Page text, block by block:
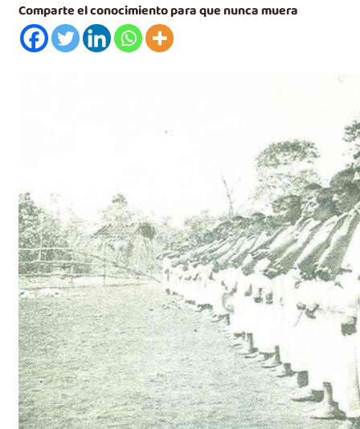
Comparte el conocimiento para que nunca muera